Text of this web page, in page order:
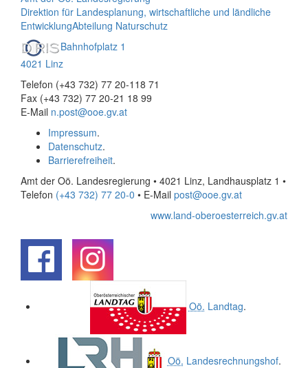
Direktion für Landesplanung, wirtschaftliche und ländliche
EntwicklungAbteilung Naturschutz
Bahnhofplatz 1
4021 Linz
Telefon (+43 732) 77 20-118 71
Fax (+43 732) 77 20-21 18 99
E-Mail n.post@ooe.gv.at
Impressum.
Datenschutz.
Barrierefreiheit.
Amt der Oö. Landesregierung • 4021 Linz, Landhausplatz 1 •
Telefon (+43 732) 77 20-0 • E-Mail post@ooe.gv.at
www.land-oberoesterreich.gv.at
Oö. Landtag.
Oö. Landesrechnungshof.